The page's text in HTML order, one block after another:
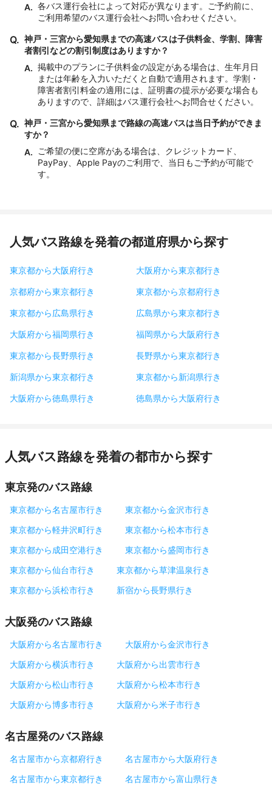
A. 各バス運行会社によって対応が異なります。ご予約前に、
ご利用希望のバス運行会社へお問い合わせください。
Q. 神戸・三宮から愛知県までの高速バスは子供料金、学割、障害
者割引などの割引制度はありますか？
A. 掲載中のプランに子供料金の設定がある場合は、生年月日
または年齢を入力いただくと自動で適用されます。学割・
障害者割引料金の適用には、証明書の提示が必要な場合も
ありますので、詳細はバス運行会社へお問合せください。
Q. 神戸・三宮から愛知県まで路線の高速バスは当日予約ができま
すか？
A. ご希望の便に空席がある場合は、クレジットカード、
PayPay、Apple Payのご利用で、当日もご予約が可能で
す。
人気バス路線を発着の都道府県から探す
東京都から大阪府行き 大阪府から東京都行き
京都府から東京都行き 東京都から京都府行き
東京都から広島県行き 広島県から東京都行き
大阪府から福岡県行き 福岡県から大阪府行き
東京都から長野県行き 長野県から東京都行き
新潟県から東京都行き 東京都から新潟県行き
大阪府から徳島県行き 徳島県から大阪府行き
人気バス路線を発着の都市から探す
東京発のバス路線
東京都から名古屋市行き
東京都から金沢市行き
東京都から軽井沢町行き
東京都から松本市行き
東京都から成田空港行き
東京都から盛岡市行き
東京都から仙台市行き
東京都から草津温泉行き
東京都から浜松市行き
新宿から長野県行き
大阪発のバス路線
大阪府から名古屋市行き
大阪府から金沢市行き
大阪府から横浜市行き
大阪府から出雲市行き
大阪府から松山市行き
大阪府から松本市行き
大阪府から博多市行き
大阪府から米子市行き
名古屋発のバス路線
名古屋市から京都府行き
名古屋市から大阪府行き
名古屋市から東京都行き
名古屋市から富山県行き